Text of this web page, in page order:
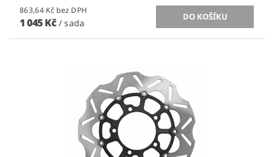
863,64 Kč bez DPH
1 045 Kč / sada